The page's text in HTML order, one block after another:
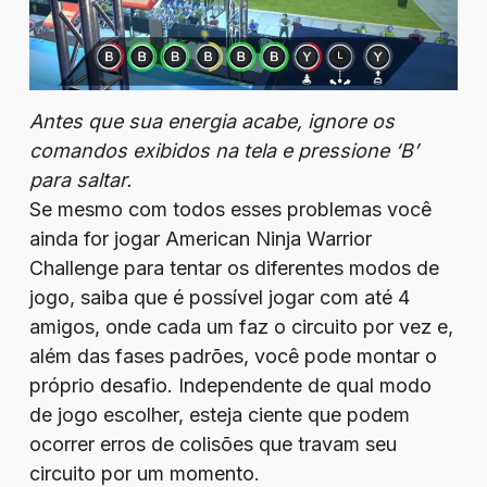
Antes que sua energia acabe, ignore os
comandos exibidos na tela e pressione ‘B’
para saltar.
Se mesmo com todos esses problemas você
ainda for jogar American Ninja Warrior
Challenge para tentar os diferentes modos de
jogo, saiba que é possível jogar com até 4
amigos, onde cada um faz o circuito por vez e,
além das fases padrões, você pode montar o
próprio desafio. Independente de qual modo
de jogo escolher, esteja ciente que podem
ocorrer erros de colisões que travam seu
circuito por um momento.